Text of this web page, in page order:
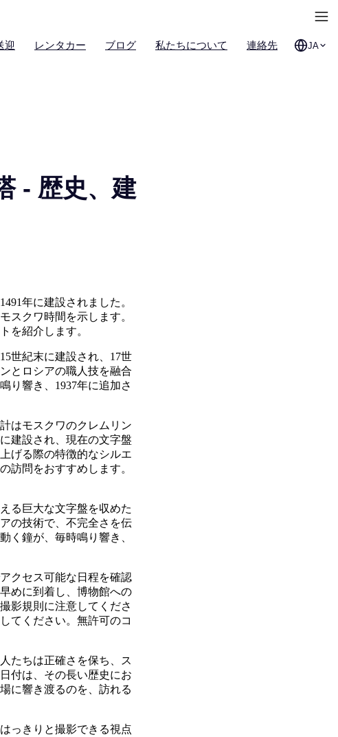
迎 レンタカー ブログ 私たちについて 連絡先 JA
- 歴史、建
年に建設されました。
スクワ時間を示します。
を紹介します。
世紀末に建設され、17世
とロシアの職人技を融合
り響き、1937年に追加さ
はモスクワのクレムリン
建設され、現在の文字盤
げる際の特徴的なシルエ
訪問をおすすめします。
る巨大な文字盤を収めた
の技術で、不完全さを伝
く鐘が、毎時鳴り響き、
クセス可能な日程を確認
めに到着し、博物館への
影規則に注意してくださ
てください。無許可のコ
たちは正確さを保ち、ス
付は、その長い歴史にお
に響き渡るのを、訪れる
っきりと撮影できる視点